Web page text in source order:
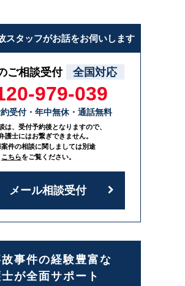
スタッフがお話をお伺いします
ご相談受付 全国対応
979-039
受付・年中無休・通話無料
は、受付予約後となりますので、
護士にはお繋ぎできません。
件の相談に関しましては別途
こちらをご覧ください。
メール相談受付
事件の経験豊富な
が全面サポート